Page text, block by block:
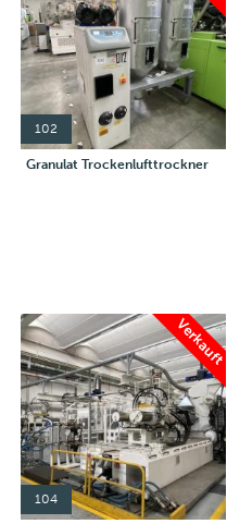
102
Granulat Trockenlufttrockner
Verkauft
104